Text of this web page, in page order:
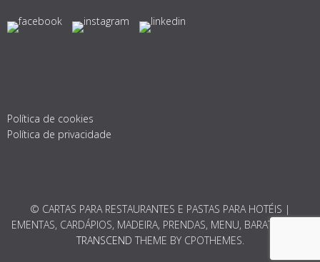
Política de cookies
Política de privacidade
© CARTAS PARA RESTAURANTES E PASTAS PARA HOTÉIS |
EMENTAS, CARDÁPIOS, MADEIRA, PRENDAS, MENU, BARATO 2026.
TRANSCEND THEME BY CPOTHEMES.